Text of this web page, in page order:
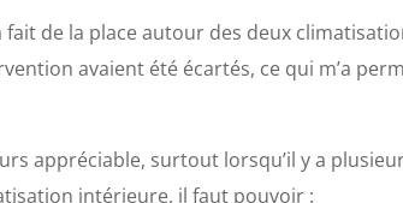
de la place autour des deux
avaient été écartés, ce qui m’a
appréciable, surtout lorsqu’il y a
intérieure, il faut pouvoir :